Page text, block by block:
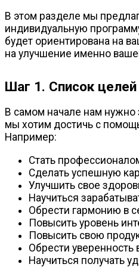
В этом разделе мы
индивидуальную
будет ориентирована на
на улучшение именно
Шаг 1. Список целей
В самом начале нам нужно
мы хотим достичь с
Например:
Стать
Сделать успешную
Улучшить свое
Научиться
Обрести гармонию в
Повысить уровень
Повысить свою
Обрести уверенность
Научиться получать